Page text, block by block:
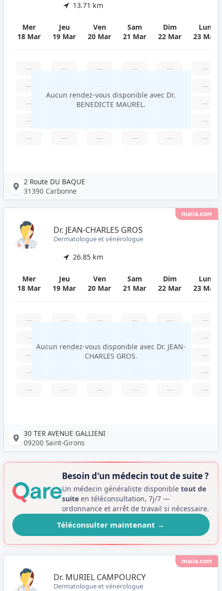
13.71 km
Mer
18 Mar
Jeu
19 Mar
Ven
20 Mar
Sam
21 Mar
Dim
22 Mar
Lun
23 Mar
—
—
—
—
—
—
—
—
—
—
—
—
—
—
—
—
—
—
—
—
Aucun rendez-vous disponible avec Dr.
BENEDICTE MAUREL.
2 Route DU BAQUE
31390 Carbonne
maiia.com
Dr. JEAN-CHARLES GROS
Dermatologue et vénérologue
26.85 km
Mer
18 Mar
Jeu
19 Mar
Ven
20 Mar
Sam
21 Mar
Dim
22 Mar
Lun
23 Mar
—
—
—
—
—
—
—
—
—
—
—
—
—
—
—
—
—
—
—
—
Aucun rendez-vous disponible avec Dr. JEAN-
CHARLES GROS.
30 TER AVENUE GALLIENI
09200 Saint-Girons
Besoin d'un médecin tout de suite ?
Un médecin généraliste disponibletout de
suite en téléconsultation, 7j/7 —
ordonnance et arrêt de travail si nécessaire.
Téléconsulter maintenant →
maiia.com
Dr. MURIEL CAMPOURCY
Dermatologue et vénérologue